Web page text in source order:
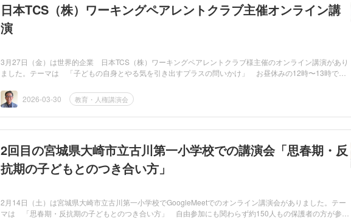
日本TCS（株）ワーキングペアレントクラブ主催オンライン講
演
3月27日（金）は世界的企業 日本TCS（株）ワーキングペアレントクラブ様主催のオンライン講演があり
ました。テーマは 「子どもの自身とやる気を引き出すプラスの問いかけ」 お昼休みの12時〜13時でそ
2026-03-30
教育・人権講演会
2回目の宮城県大崎市立古川第一小学校での講演会「思春期・反
抗期の子どもとのつき合い方」
2月14日（土）は宮城県大崎市立古川第一小学校でGoogleMeetでのオンライン講演会がありました。テー
マは 「思春期・反抗期の子どもとのつき合い方」 自由参加にも関わらず約150人もの保護者の方が参加